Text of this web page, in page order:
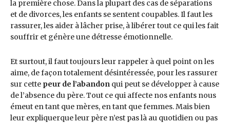
la première chose. Dans la plupart des cas de séparations
et de divorces, les enfants se sentent coupables. Il faut les
rassurer, les aider à lâcher prise, à libérer tout ce qui les fait
souffrir et génère une détresse émotionnelle.
Et surtout, il faut toujours leur rappeler à quel point on les
aime, de façon totalement désintéressée, pour les rassurer
sur cette peur de l’abandon qui peut se développer à cause
de l’absence du père. Tout ce qui affecte nos enfants nous
émeut en tant que mères, en tant que femmes. Mais bien
leur expliquerque leur père n’est pas là au quotidien ou pas